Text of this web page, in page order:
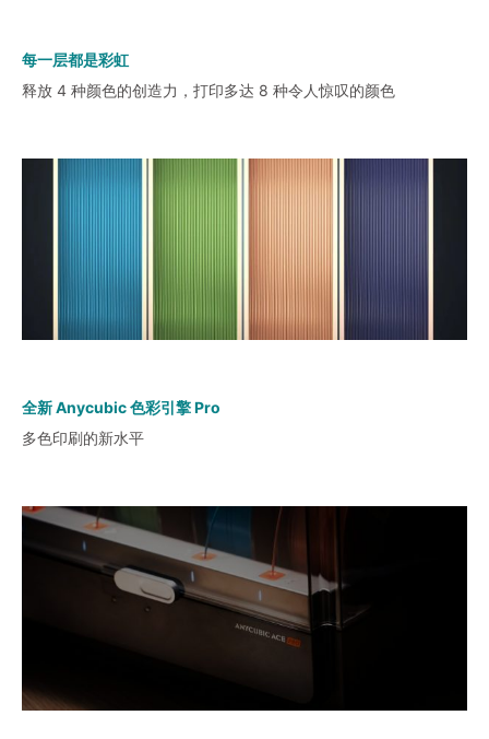
每一层都是彩虹
释放 4 种颜色的创造力，打印多达 8 种令人惊叹的颜色
全新 Anycubic 色彩引擎 Pro
多色印刷的新水平